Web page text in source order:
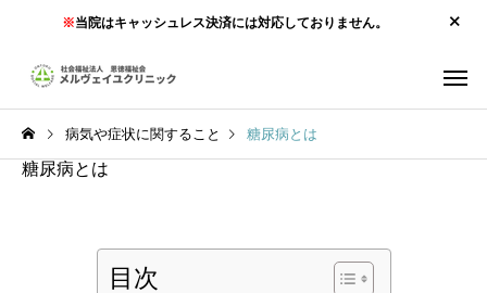
※当院はキャッシュレス決済には対応しておりません。
病気や症状に関すること 糖尿病とは
糖尿病とは
目次